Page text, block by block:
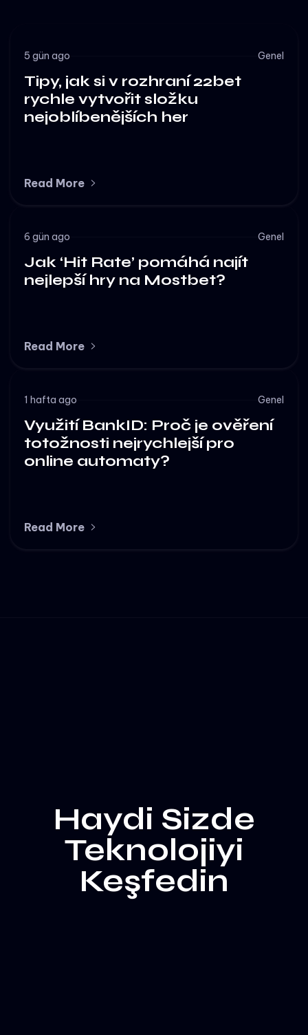
5 gün ago Genel
Tipy, jak si v rozhraní 22bet
rychle vytvořit složku
nejoblíbenějších her
Read More
6 gün ago Genel
Jak ‘Hit Rate’ pomáhá najít
nejlepší hry na Mostbet?
Read More
1 hafta ago Genel
Využití BankID: Proč je ověření
totožnosti nejrychlejší pro
online automaty?
Read More
Haydi Sizde
Teknolojiyi
Keşfedin